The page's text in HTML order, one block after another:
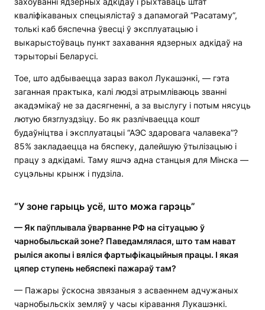
кваліфікаваных спецыялістаў з дапамогай “Расатаму”,
толькі каб бяспечна ўвесці ў эксплуатацыю і
выкарыстоўваць пункт захавання ядзерных адкідаў на
тэрыторыі Беларусі.
Тое, што адбываецца зараз вакол Лукашэнкі, — гэта
заганная практыка, калі людзі атрымліваюць званні
акадэмікаў не за дасягненні, а за выслугу і потым нясуць
лютую бязглуздзіцу. Бо як разлічваецца кошт
будаўніцтва і эксплуатацыі “АЭС здаровага чалавека”?
85% закладаецца на бяспеку, далейшую ўтылізацыю і
працу з адкідамі. Таму яшчэ адна станцыя для Мінска —
суцэльны крынж і пудзіла.
“У зоне гарыць усё, што можа гарэць”
— Як паўплывала ўварванне РФ на сітуацыю ў
чарнобыльскай зоне? Паведамлялася, што там нават
рыліся акопы і вяліся фартыфікацыйныя працы. І якая
цяпер ступень небяспекі пажараў там?
— Пажары ўскосна звязаныя з асваеннем адчужаных
чарнобыльскіх земляў у часы кіравання Лукашэнкі.